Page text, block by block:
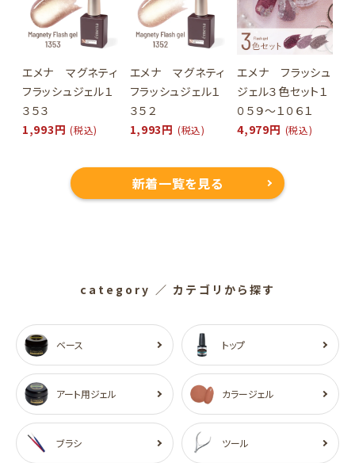
エメナ マグネティ
フラッシュジェル１
３５３
1,993円 (税込)
エメナ マグネティ
フラッシュジェル１
３５２
1,993円 (税込)
エメナ フラッシュ
ジェル３色セット１
０５９～１０６１
4,979円 (税込)
新着一覧を見る
category ／ カテゴリから探す
ベース トップ
アート用ジェル カラージェル
ブラシ ツール